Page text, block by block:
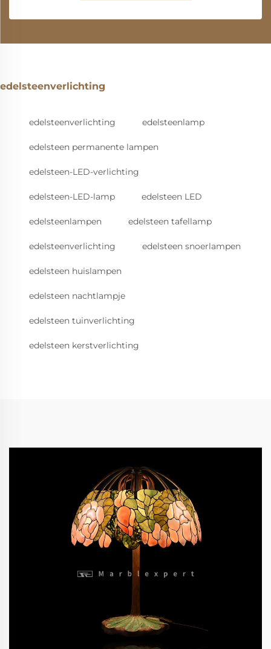
edelsteenverlichting
edelsteenverlichting edelsteenlamp
edelsteen permanente lampen
edelsteen-LED-verlichting
edelsteen-LED-lamp edelsteen LED
edelsteenlampen edelsteen tafellamp
edelsteenverlichting edelsteen snoerlampen
edelsteen huislampen
edelsteen nachtlampje
edelsteen tuinverlichting
edelsteen kerstverlichting